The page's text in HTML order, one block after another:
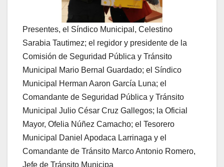
Presentes, el Síndico Municipal, Celestino
Sarabia Tautimez; el regidor y presidente de la
Comisión de Seguridad Pública y Tránsito
Municipal Mario Bernal Guardado; el Síndico
Municipal Herman Aaron García Luna; el
Comandante de Seguridad Pública y Tránsito
Municipal Julio César Cruz Gallegos; la Oficial
Mayor, Ofelia Núñez Camacho; el Tesorero
Municipal Daniel Apodaca Larrinaga y el
Comandante de Tránsito Marco Antonio Romero,
Jefe de Tránsito Municipa